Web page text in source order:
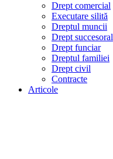
Drept comercial
Executare silită
Dreptul muncii
Drept succesoral
Drept funciar
Dreptul familiei
Drept civil
Contracte
Articole